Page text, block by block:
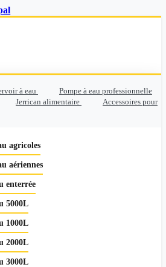
à eau
Pompe à eau professionnelle
Jerrican alimentaire
Accessoires pour
agricoles
aériennes
enterrée
5000L
1000L
2000L
3000L